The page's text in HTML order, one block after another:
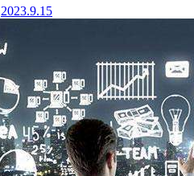
2023.9.15